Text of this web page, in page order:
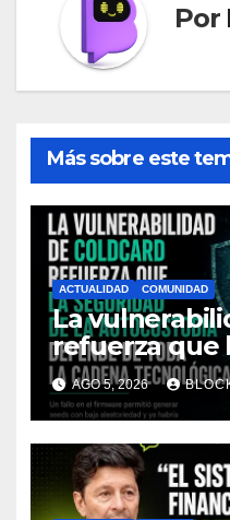
Por
Más sobre este
ACTUALIDAD COMUNIDAD
La
refuerza que
la
toda la
afirma
AGO 5, 2026